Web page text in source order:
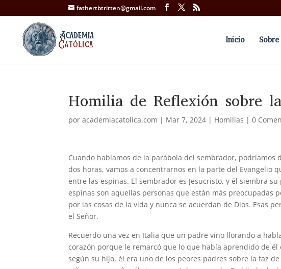
fathertbtritten@gmail.com
Inicio
Homilia de Reflexión sobre
poracademiacatolica.com | Mar 7, 2024 | Homilias |0
Cuando hablamos de la parábola del sembrador, podríamos
dos horas, vamos a concentrarnos en la parte del Evangelio
entre las espinas. El sembrador es Jesucristo, y él siembra
espinas son aquellas personas que están más preocupadas
por las cosas de la vida y nunca se acuerdan de Dios. Esas
el Señor.
Recuerdo una vez en Italia que un padre vino llorando a
corazón porque le remarcó que lo que había aprendido de
según su hijo, él era uno de los peores padres sobre la faz